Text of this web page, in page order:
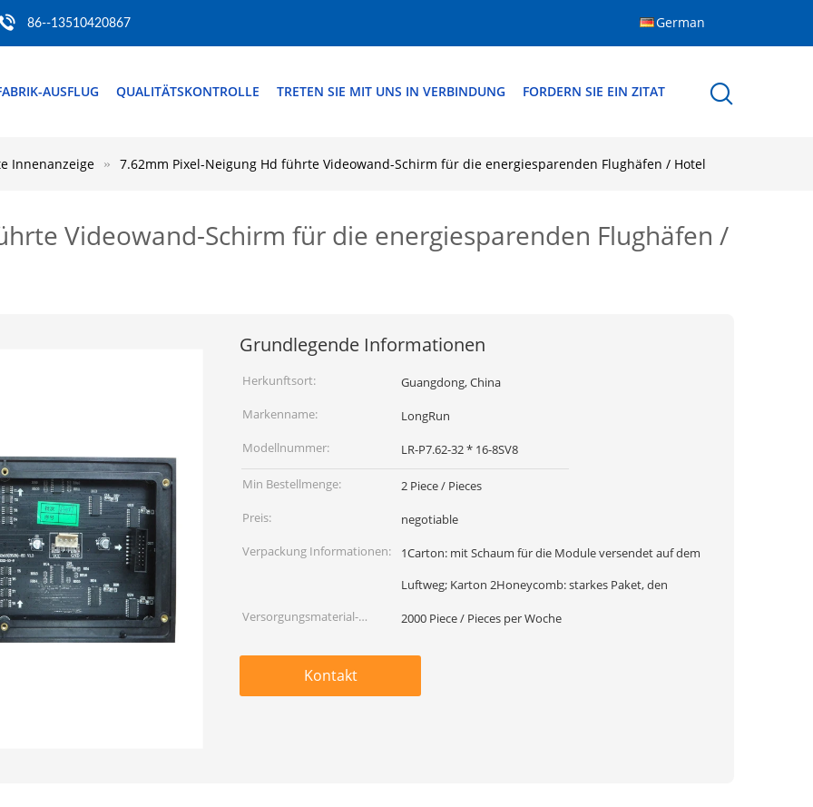
86--13510420867 German
AUSFLUG QUALITÄTSKONTROLLE TRETEN SIE MIT UNS IN VERBINDUNG FORDERN SIE EIN ZITAT
Innenanzeige 7.62mm Pixel-Neigung Hd führte Videowand-Schirm für die energiesparenden Flughäfen / Hotel
Videowand-Schirm für die energiesparenden Flughäfen /
Grundlegende Informationen
Herkunftsort:
Guangdong, China
Markenname:
LongRun
Modellnummer:
LR-P7.62-32 * 16-8SV8
Min Bestellmenge:
2 Piece / Pieces
Preis:
negotiable
Verpackung Informationen:
1Carton: mit Schaum für die Module versendet auf dem
Luftweg; Karton 2Honeycomb: starkes Paket, den
Versorgungsmaterial-
2000 Piece / Pieces per Woche
Kontakt